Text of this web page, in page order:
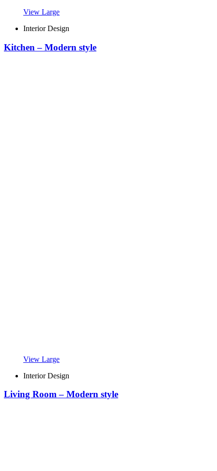
View Large
Interior Design
Kitchen – Modern style
View Large
Interior Design
Living Room – Modern style